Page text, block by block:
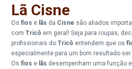
Lã Cisne
Osfios e lãs da Cisne são aliados
comTricô em geral! Seja para roupas,
profissionais doTricô entendem que os
especialmente para um bom resultado
Osfios e lãs desempenham uma função